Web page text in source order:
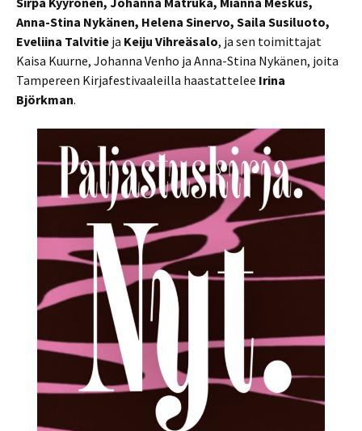
Anna-Stina Nykänen, Helena Sinervo, Saila Susiluoto,
Eveliina Talvitie ja Keiju Vihreäsalo, ja sen toimittajat
Kaisa Kuurne, Johanna Venho ja Anna-Stina Nykänen, joita
Tampereen Kirjafestivaaleilla haastattelee Irina
Björkman.